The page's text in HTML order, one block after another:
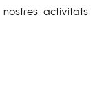
activitats